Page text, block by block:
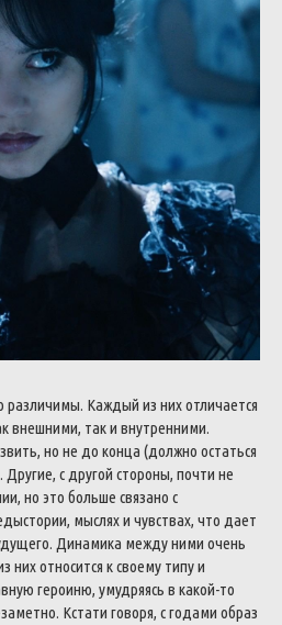
различимы. Каждый из них отличается
внешними, так и внутренними.
но не до конца (должно остаться
с другой стороны, почти не
но это больше связано с
мыслях и чувствах, что дает
Динамика между ними очень
относится к своему типу и
героиню, умудряясь в какой-то
Кстати говоря, с годами образ